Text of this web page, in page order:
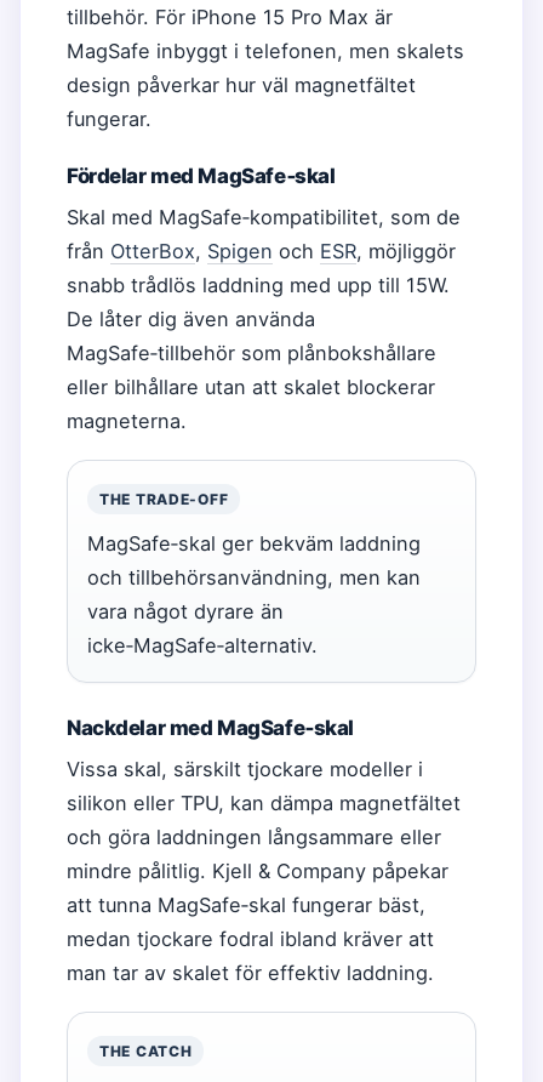
tillbehör. För iPhone 15 Pro Max är
MagSafe inbyggt i telefonen, men skalets
design påverkar hur väl magnetfältet
fungerar.
Fördelar med MagSafe‑skal
Skal med MagSafe‑kompatibilitet, som de
från OtterBox, Spigen och ESR, möjliggör
snabb trådlös laddning med upp till 15W.
De låter dig även använda
MagSafe‑tillbehör som plånbokshållare
eller bilhållare utan att skalet blockerar
magneterna.
THE TRADE-OFF
MagSafe‑skal ger bekväm laddning
och tillbehörsanvändning, men kan
vara något dyrare än
icke‑MagSafe‑alternativ.
Nackdelar med MagSafe‑skal
Vissa skal, särskilt tjockare modeller i
silikon eller TPU, kan dämpa magnetfältet
och göra laddningen långsammare eller
mindre pålitlig. Kjell & Company påpekar
att tunna MagSafe‑skal fungerar bäst,
medan tjockare fodral ibland kräver att
man tar av skalet för effektiv laddning.
THE CATCH